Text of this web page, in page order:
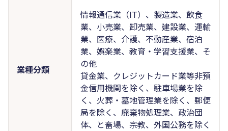
業種分類
情報通信業（IT）、製造業、飲食
業、小売業、卸売業、建設業、運輸
業、医療、介護、不動産業、宿泊
業、娯楽業、教育・学習支援業、そ
の他
貸金業、クレジットカード業等非預
金信用機関を除く、駐車場業を除
く、火葬・墓地管理業を除く、郵便
局を除く、廃棄物処理業、政治団
体、と畜場、宗教、外国公務を除く